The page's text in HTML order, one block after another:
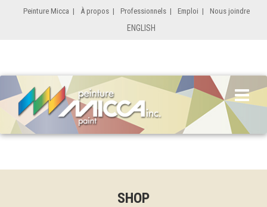
Peinture Micca | À propos | Professionnels | Emploi | Nous joindre
ENGLISH
SHOP